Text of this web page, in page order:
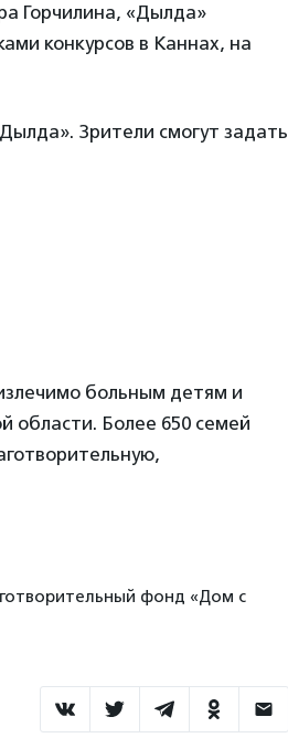
Горчилина, «Дылда»
конкурсов в Каннах, на
Зрители смогут задать
больным детям и
области. Более 650 семей
фонд «Дом с